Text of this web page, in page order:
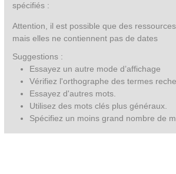
spécifiés :
Attention, il est possible que des
mais elles ne contiennent pas de dates
Suggestions :
Essayez un autre mode d’affichage
Vérifiez l'orthographe des termes
Essayez d'autres mots.
Utilisez des mots clés plus généraux.
Spécifiez un moins grand nombre de